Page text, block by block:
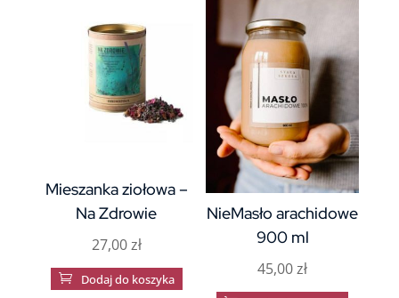
Mieszanka ziołowa –
Na Zdrowie
27,00zł
 Dodaj do koszyka
NieMasło arachidowe
900 ml
45,00zł